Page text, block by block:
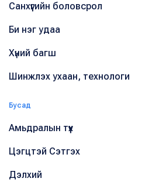
Санхүүгийн боловсрол
Би нэг удаа
Хүний багш
Шинжлэх ухаан, технологи
Бусад
Амьдралын түүх
Цэгцтэй Сэтгэх
Дэлхий